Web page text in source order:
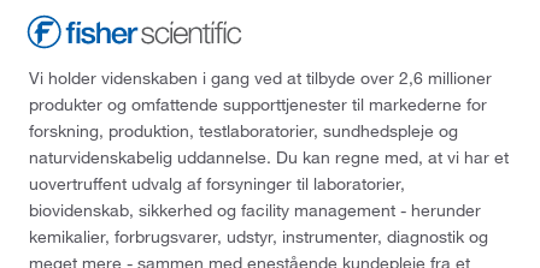
Vi holder videnskaben i gang ved at tilbyde over 2,6 millioner
produkter og omfattende supporttjenester til markederne for
forskning, produktion, testlaboratorier, sundhedspleje og
naturvidenskabelig uddannelse. Du kan regne med, at vi har et
uovertruffent udvalg af forsyninger til laboratorier,
biovidenskab, sikkerhed og facility management - herunder
kemikalier, forbrugsvarer, udstyr, instrumenter, diagnostik og